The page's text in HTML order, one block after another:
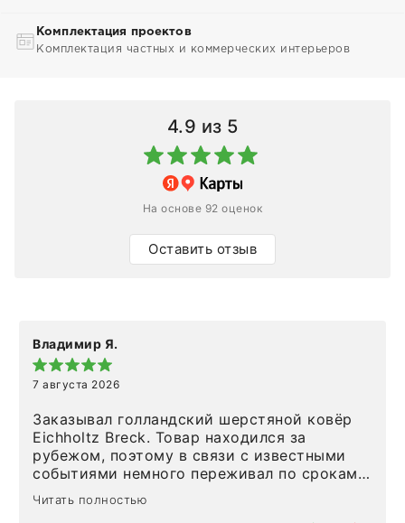
Комплектация проектов
Комплектация частных и коммерческих интерьеров
4.9 из 5
На основе 92 оценок
Оставить отзыв
Владимир Я.
7 августа 2026
Заказывал голландский шерстяной ковёр
Eichholtz Breck. Товар находился за
рубежом, поэтому в связи с известными
событиями немного переживал по срокам.
Но homeadore привезли ровно в
определенное в договоре время, без
Читать полностью